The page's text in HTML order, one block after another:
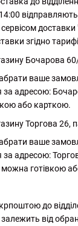
доставки
згідно
Бочарова
ваше
за адресою:
або карткою.
Торгова 26,
ваше
за адресою:
готівкою
до
від